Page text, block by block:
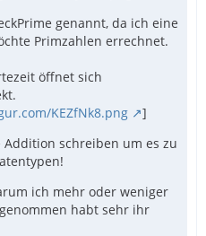
genannt, da ich eine
Primzahlen errechnet.
öffnet sich
KEZfNk8.png
]
schreiben um es zu
ich mehr oder weniger
habt sehr ihr